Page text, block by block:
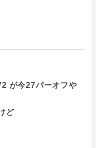
が今27パーオフや
ど